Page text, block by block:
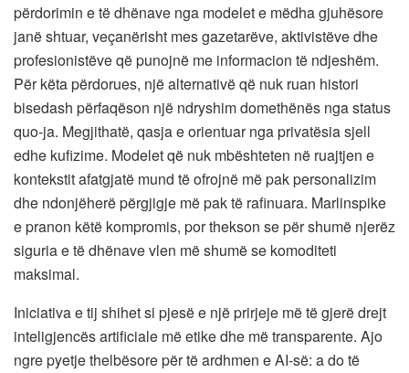
përdorimin e të dhënave nga modelet e mëdha gjuhësore
janë shtuar, veçanërisht mes gazetarëve, aktivistëve dhe
profesionistëve që punojnë me informacion të ndjeshëm.
Për këta përdorues, një alternativë që nuk ruan histori
bisedash përfaqëson një ndryshim domethënës nga status
quo-ja. Megjithatë, qasja e orientuar nga privatësia sjell
edhe kufizime. Modelet që nuk mbështeten në ruajtjen e
kontekstit afatgjatë mund të ofrojnë më pak personalizim
dhe ndonjëherë përgjigje më pak të rafinuara. Marlinspike
e pranon këtë kompromis, por thekson se për shumë njerëz
siguria e të dhënave vlen më shumë se komoditeti
maksimal.
Iniciativa e tij shihet si pjesë e një prirjeje më të gjerë drejt
inteligjencës artificiale më etike dhe më transparente. Ajo
ngre pyetje thelbësore për të ardhmen e AI-së: a do të